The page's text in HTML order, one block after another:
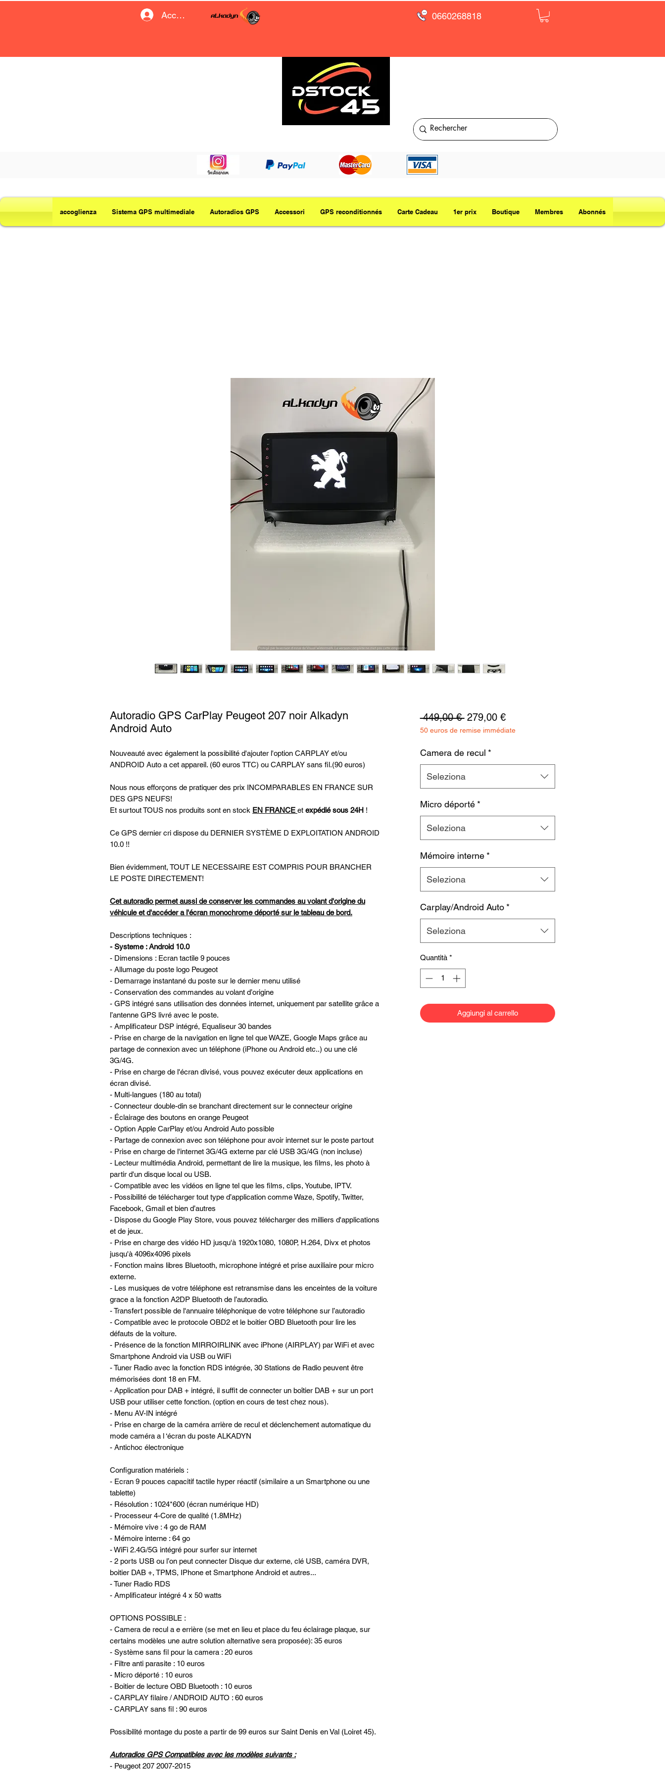
Accedi 0660268818
accoglienza Sistema GPS multimediale Autoradios GPS Accessori GPS reconditionnés Carte Cadeau 1er prix Boutique Membres Abonnés
Autoradio GPS CarPlay Peugeot 207 noir Alkadyn
Android Auto
Nouveauté avec également la possibilité d'ajouter l'option CARPLAY et/ou
ANDROID Auto a cet appareil. (60 euros TTC) ou CARPLAY sans fil.(90 euros)
Nous nous efforçons de pratiquer des prix INCOMPARABLES EN FRANCE SUR
DES GPS NEUFS!
Et surtout TOUS nos produits sont en stock EN FRANCE et expédié sous 24H !
Ce GPS dernier cri dispose du DERNIER SYSTÈME D EXPLOITATION ANDROID
10.0 !!
Bien évidemment, TOUT LE NECESSAIRE EST COMPRIS POUR BRANCHER
LE POSTE DIRECTEMENT!
Cet autoradio permet aussi de conserver les commandes au volant d'origine du
véhicule et d'accéder a l'écran monochrome déporté sur le tableau de bord.
Descriptions techniques :
- Systeme : Android 10.0
- Dimensions : Ecran tactile 9 pouces
- Allumage du poste logo Peugeot
- Demarrage instantané du poste sur le dernier menu utilisé
- Conservation des commandes au volant d’origine
- GPS intégré sans utilisation des données internet, uniquement par satellite grâce a
l’antenne GPS livré avec le poste.
- Amplificateur DSP intégré, Equaliseur 30 bandes
- Prise en charge de la navigation en ligne tel que WAZE, Google Maps grâce au
partage de connexion avec un téléphone (iPhone ou Android etc..) ou une clé
3G/4G.
- Prise en charge de l'écran divisé, vous pouvez exécuter deux applications en
écran divisé.
- Multi-langues (180 au total)
- Connecteur double-din se branchant directement sur le connecteur origine
- Éclairage des boutons en orange Peugeot
- Option Apple CarPlay et/ou Android Auto possible
- Partage de connexion avec son téléphone pour avoir internet sur le poste partout
- Prise en charge de l'internet 3G/4G externe par clé USB 3G/4G (non incluse)
- Lecteur multimédia Android, permettant de lire la musique, les films, les photo à
partir d'un disque local ou USB.
- Compatible avec les vidéos en ligne tel que les films, clips, Youtube, IPTV.
- Possibilité de télécharger tout type d’application comme Waze, Spotify, Twitter,
Facebook, Gmail et bien d’autres
- Dispose du Google Play Store, vous pouvez télécharger des milliers d'applications
et de jeux.
- Prise en charge des vidéo HD jusqu'à 1920x1080, 1080P, H.264, Divx et photos
jusqu'à 4096x4096 pixels
- Fonction mains libres Bluetooth, microphone intégré et prise auxiliaire pour micro
externe.
- Les musiques de votre téléphone est retransmise dans les enceintes de la voiture
grace a la fonction A2DP Bluetooth de l’autoradio.
- Transfert possible de l'annuaire téléphonique de votre téléphone sur l’autoradio
- Compatible avec le protocole OBD2 et le boitier OBD Bluetooth pour lire les
défauts de la voiture.
- Présence de la fonction MIRROIRLINK avec iPhone (AIRPLAY) par WiFi et avec
Smartphone Android via USB ou WiFi
- Tuner Radio avec la fonction RDS intégrée, 30 Stations de Radio peuvent être
mémorisées dont 18 en FM.
- Application pour DAB + intégré, il suffit de connecter un boîtier DAB + sur un port
USB pour utiliser cette fonction. (option en cours de test chez nous).
- Menu AV-IN intégré
- Prise en charge de la caméra arrière de recul et déclenchement automatique du
mode caméra a l ‘écran du poste ALKADYN
- Antichoc électronique
Configuration matériels :
- Ecran 9 pouces capacitif tactile hyper réactif (similaire a un Smartphone ou une
tablette)
- Résolution : 1024*600 (écran numérique HD)
- Processeur 4-Core de qualité (1.8MHz)
- Mémoire vive : 4 go de RAM
- Mémoire interne : 64 go
- WiFi 2.4G/5G intégré pour surfer sur internet
- 2 ports USB ou l’on peut connecter Disque dur externe, clé USB, caméra DVR,
boitier DAB +, TPMS, IPhone et Smartphone Android et autres...
- Tuner Radio RDS
- Amplificateur intégré 4 x 50 watts
OPTIONS POSSIBLE :
- Camera de recul a e errière (se met en lieu et place du feu éclairage plaque, sur
certains modèles une autre solution alternative sera proposée): 35 euros
- Système sans fil pour la camera : 20 euros
- Filtre anti parasite : 10 euros
- Micro déporté : 10 euros
- Boitier de lecture OBD Bluetooth : 10 euros
- CARPLAY filaire / ANDROID AUTO : 60 euros
- CARPLAY sans fil : 90 euros
Possibilité montage du poste a partir de 99 euros sur Saint Denis en Val (Loiret 45).
Autoradios GPS Compatibles avec les modèles suivants :
- Peugeot 207 2007-2015
449,00 € Prezzo
regolare
279,00 €Prezzo
scontato
50 euros de remise immédiate
Camera de recul *
Seleziona
Micro déporté *
Seleziona
Mémoire interne *
Seleziona
Carplay/Android Auto *
Seleziona
Quantità *
Aggiungi al carrello